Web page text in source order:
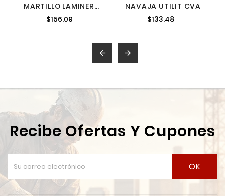
MARTILLO LAMINERO
PLANA-PLANA CON
MANGO DE MADERA
$156.09
NAVAJA UTILIT CVA
$133.48
 
Recibe Ofertas Y Cupones
OK